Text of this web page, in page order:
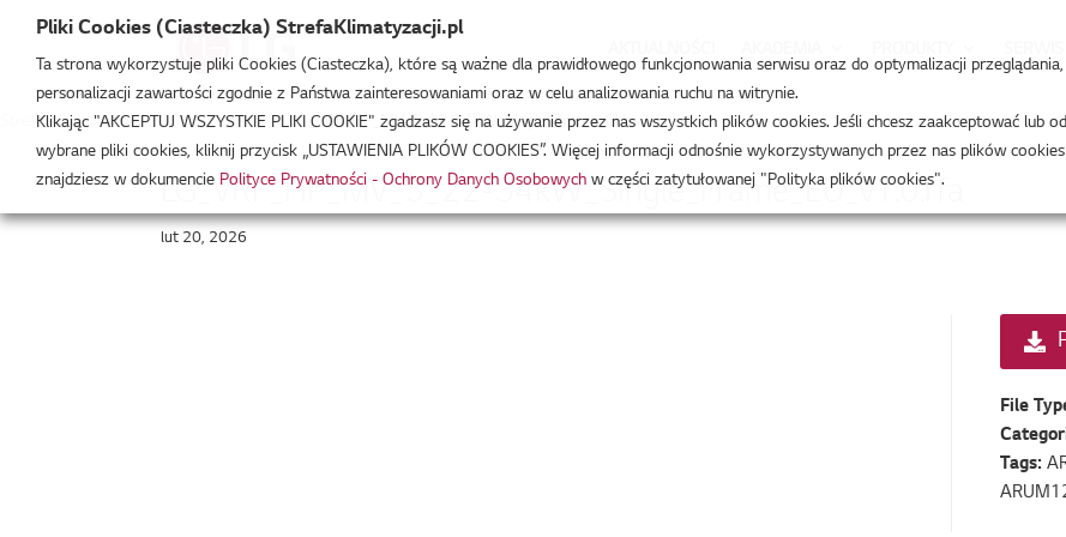
Strefa Klimatyzacji /Pliki DWG i Revit /LG_VRF_HP_MV_5_22-34kW_Single_Frame_EU_v1.0.rfa
LG_VRF_HP_MV_5_22-34kW_Single_Frame_EU_v1.0.rfa
lut 20, 2026
File
Tags:
Pliki Cookies (Ciasteczka) StrefaKlimatyzacji.pl
Ta strona wykorzystuje pliki Cookies (Ciasteczka), które są ważne dla prawidłowego funkcjonowania serwisu oraz do optymalizacji przeglądania,
personalizacji zawartości zgodnie z Państwa zainteresowaniami oraz w celu analizowania ruchu na witrynie.
Klikając "AKCEPTUJ WSZYSTKIE PLIKI COOKIE" zgadzasz się na używanie przez nas wszystkich plików cookies. Jeśli chcesz zaakceptować lub
wybrane pliki cookies, kliknij przycisk „USTAWIENIA PLIKÓW COOKIES”. Więcej informacji odnośnie wykorzystywanych przez nas plików cookies
znajdziesz w dokumencie Polityce Prywatności - Ochrony Danych Osobowych w części zatytułowanej "Polityka plików cookies".